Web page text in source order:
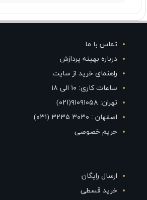
تماس با ما
درباره بهینه پردازش
راهنمای خرید از سایت
ساعات کاری: ۱۰ الی ۱۸
تهران: ۹۱۰۹۱۰۵۸(۰۲۱)
اصفهان : ۳۰۳۰ ۳۲۳۵ (۰۳۱)
حریم خصوصی
ارسال رایگان
خرید قسطی